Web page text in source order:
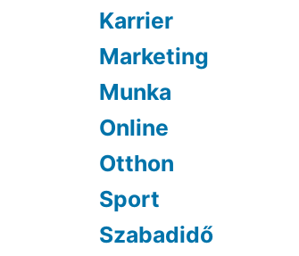
Karrier
Marketing
Munka
Online
Otthon
Sport
Szabadidő